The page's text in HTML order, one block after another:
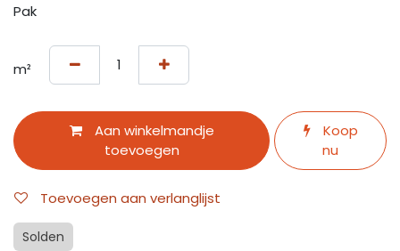
Pak
m²
Aan winkelmandje
toevoegen
Koop
nu
Toevoegen aan verlanglijst
Solden